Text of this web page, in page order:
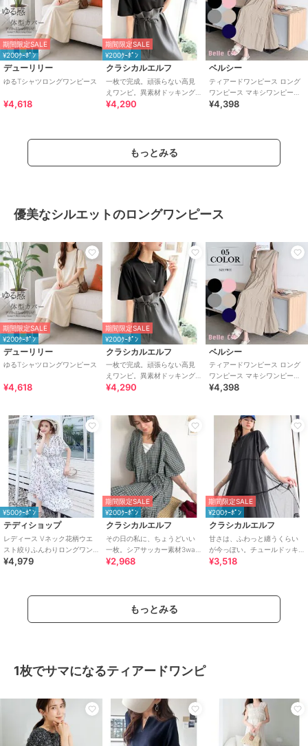
期間限定SALE
¥200ｸｰﾎﾟﾝ
デューリリー
ゆるTシャツロングワンピース
¥4,618
期間限定SALE
¥200ｸｰﾎﾟﾝ
クラシカルエルフ
一枚で完成。頑張らない高見
えワンピ。異素材ドッキング
ロングワンピース
¥4,290
ベルシー
ティアードワンピース ロング
ワンピース マキシワンピース
ノースリーブ 体型カバー 韓国
¥4,398
もっとみる
優美なシルエットのロングワンピース
期間限定SALE
¥200ｸｰﾎﾟﾝ
デューリリー
ゆるTシャツロングワンピース
¥4,618
期間限定SALE
¥200ｸｰﾎﾟﾝ
クラシカルエルフ
一枚で完成。頑張らない高見
えワンピ。異素材ドッキング
ロングワンピース
¥4,290
ベルシー
ティアードワンピース ロング
ワンピース マキシワンピース
ノースリーブ 体型カバー 韓国
¥4,398
¥500ｸｰﾎﾟﾝ
テディショップ
レディース Vネック花柄ウエ
スト絞りふんわりロングワン
ピース
¥4,979
期間限定SALE
¥200ｸｰﾎﾟﾝ
クラシカルエルフ
その日の私に、ちょうどいい
一枚。シアサッカー素材3way
ティアードカシュクールロン
¥2,968
期間限定SALE
¥200ｸｰﾎﾟﾝ
クラシカルエルフ
甘さは、ふわっと纏うくらい
が今っぽい。チュールドッキ
ングティアードロングワンピ
¥3,518
もっとみる
1枚でサマになるティアードワンピ